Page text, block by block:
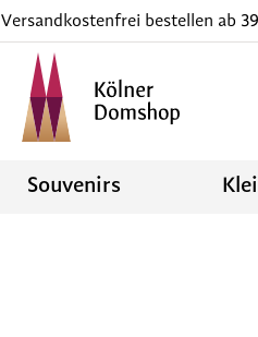
Versandkostenfrei bestellen ab
Souvenirs